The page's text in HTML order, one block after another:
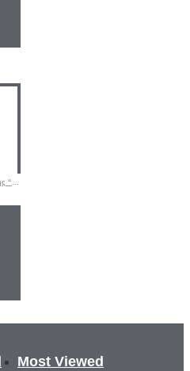
Boho θαλασσινή μπομπονιέρα βάπτισης “Ψαράκι Sea ​​Fish / Greek Islands” ή θέμα δικής σας επιλογής
Most Viewed